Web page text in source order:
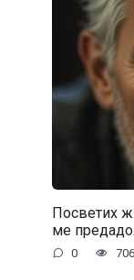
Посветих
ме
0 706